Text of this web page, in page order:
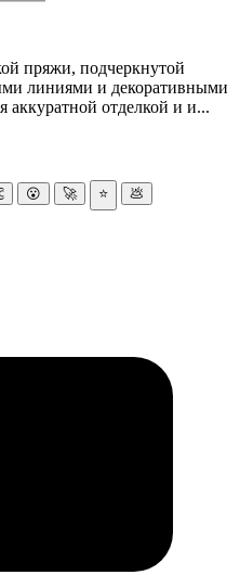
пряжи, подчеркнутой
линиями и декоративными
аккуратной отделкой и и...
😮 🚀 ⭐ 💩